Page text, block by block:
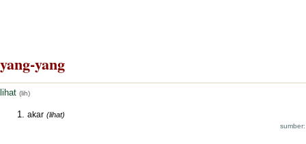
yang-yang
lihat (lih)
akar (lihat)